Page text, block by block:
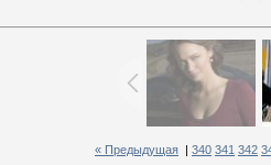
« Предыдущая 340 341 342